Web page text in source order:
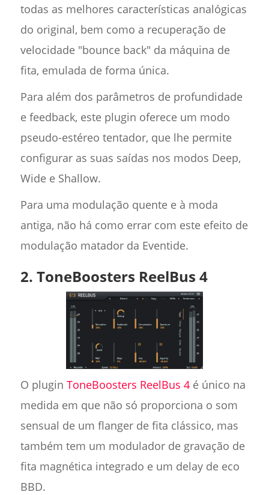
todas as melhores características analógicas
do original, bem como a recuperação de
velocidade "bounce back" da máquina de
fita, emulada de forma única.
Para além dos parâmetros de profundidade
e feedback, este plugin oferece um modo
pseudo-estéreo tentador, que lhe permite
configurar as suas saídas nos modos Deep,
Wide e Shallow.
Para uma modulação quente e à moda
antiga, não há como errar com este efeito de
modulação matador da Eventide.
2. ToneBoosters ReelBus 4
O plugin ToneBoosters ReelBus 4é único na
medida em que não só proporciona o som
sensual de um flanger de fita clássico, mas
também tem um modulador de gravação de
fita magnética integrado e um delay de eco
BBD.